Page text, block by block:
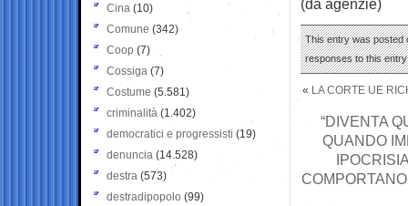
(da agenzie)
This entry was posted
responses to this
« LA CORTE UE
“DIVENTA
QUANDO
Cina (10)
Comune (342)
Coop (7)
Cossiga (7)
Costume (5.581)
criminalità (1.402)
democratici e progressisti (19)
denuncia (14.528)
destra (573)
destradipopolo (99)